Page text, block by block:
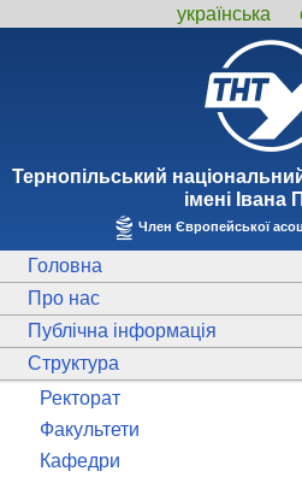
українська
Тернопiльський
iменi Iвана
Член Європейської
Головна
Про нас
Публічна інформація
Структура
Ректорат
Факультети
Кафедри